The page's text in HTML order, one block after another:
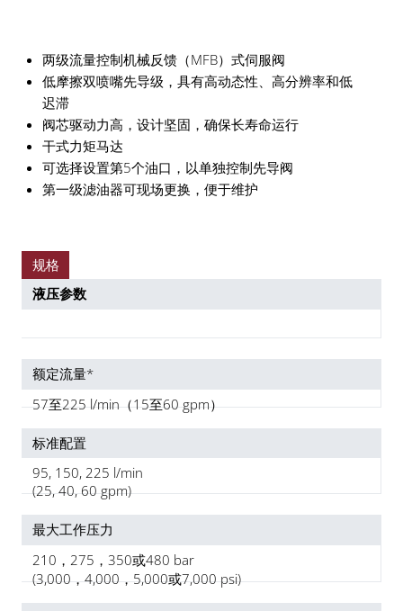
两级流量控制机械反馈（MFB）式伺服阀
低摩擦双喷嘴先导级，具有高动态性、高分辨率和低
迟滞
阀芯驱动力高，设计坚固，确保长寿命运行
干式力矩马达
可选择设置第5个油口，以单独控制先导阀
第一级滤油器可现场更换，便于维护
规格
液压参数
额定流量*
57至225 l/min（15至60 gpm）
标准配置
95, 150, 225 l/min
(25, 40, 60 gpm)
最大工作压力
210，275，350或480 bar
(3,000，4,000，5,000或7,000 psi)